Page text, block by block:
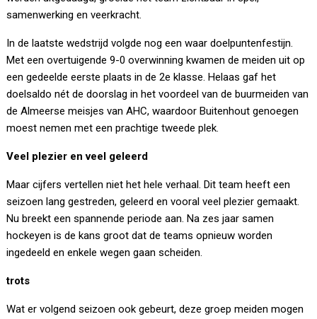
samenwerking en veerkracht.
In de laatste wedstrijd volgde nog een waar doelpuntenfestijn.
Met een overtuigende 9-0 overwinning kwamen de meiden uit op
een gedeelde eerste plaats in de 2e klasse. Helaas gaf het
doelsaldo nét de doorslag in het voordeel van de buurmeiden van
de Almeerse meisjes van AHC, waardoor Buitenhout genoegen
moest nemen met een prachtige tweede plek.
Veel plezier en veel geleerd
Maar cijfers vertellen niet het hele verhaal. Dit team heeft een
seizoen lang gestreden, geleerd en vooral veel plezier gemaakt.
Nu breekt een spannende periode aan. Na zes jaar samen
hockeyen is de kans groot dat de teams opnieuw worden
ingedeeld en enkele wegen gaan scheiden.
trots
Wat er volgend seizoen ook gebeurt, deze groep meiden mogen